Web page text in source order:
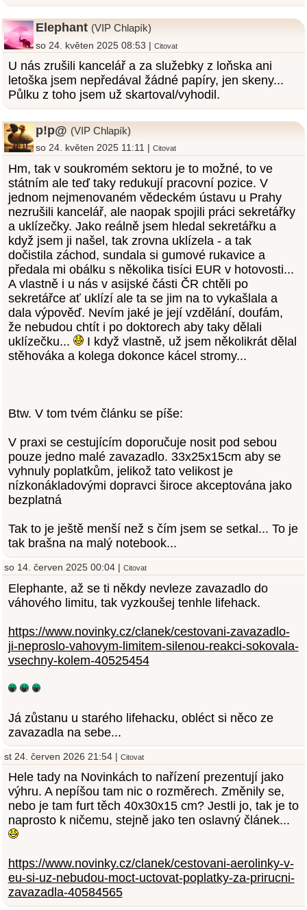
Elephant (VIP Chlapík)
so 24. květen 2025 08:53 |Citovat
U nás zrušili kancelář a za služebky z loňska ani
letoška jsem nepředával žádné papíry, jen skeny...
Půlku z toho jsem už skartoval/vyhodil.
p!p@ (VIP Chlapík)
so 24. květen 2025 11:11 |Citovat
Hm, tak v soukromém sektoru je to možné, to ve
státním ale teď taky redukují pracovní pozice. V
jednom nejmenovaném vědeckém ústavu u Prahy
nezrušili kancelář, ale naopak spojili práci sekretářky
a uklízečky. Jako reálně jsem hledal sekretářku a
když jsem ji našel, tak zrovna uklízela - a tak
dočistila záchod, sundala si gumové rukavice a
předala mi obálku s několika tisíci EUR v hotovosti...
A vlastně i u nás v asijské části ČR chtěli po
sekretářce ať uklízí ale ta se jim na to vykašlala a
dala výpověď. Nevím jaké je její vzdělání, doufám,
že nebudou chtít i po doktorech aby taky dělali
uklízečku...
I když vlastně, už jsem několikrát dělal
stěhováka a kolega dokonce kácel stromy...
Btw. V tom tvém článku se píše:
V praxi se cestujícím doporučuje nosit pod sebou
pouze jedno malé zavazadlo. 33x25x15cm aby se
vyhnuly poplatkům, jelikož tato velikost je
nízkonákladovými dopravci široce akceptována jako
bezplatná
Tak to je ještě menší než s čím jsem se setkal... To je
tak brašna na malý notebook...
so 14. červen 2025 00:04 | Citovat
Elephante, až se ti někdy nevleze zavazadlo do
váhového limitu, tak vyzkoušej tenhle lifehack.
https://www.novinky.cz/clanek/cestovani-zavazadlo-
ji-neproslo-vahovym-limitem-silenou-reakci-sokovala-
vsechny-kolem-40525454
Já zůstanu u starého lifehacku, obléct si něco ze
zavazadla na sebe...
st 24. červen 2026 21:54 | Citovat
Hele tady na Novinkách to nařízení prezentují jako
výhru. A nepíšou tam nic o rozměrech. Změnily se,
nebo je tam furt těch 40x30x15 cm? Jestli jo, tak je to
naprosto k ničemu, stejně jako ten oslavný článek...
https://www.novinky.cz/clanek/cestovani-aerolinky-v-
eu-si-uz-nebudou-moct-uctovat-poplatky-za-prirucni-
zavazadla-40584565